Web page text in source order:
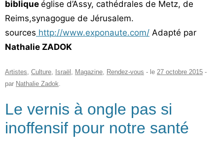
biblique église d’Assy, cathédrales de Metz, de
Reims,synagogue de Jérusalem.
sources http://www.exponaute.com/ Adapté par
Nathalie ZADOK
Artistes, Culture, Israël , Magazine, Rendez-vous - le 27 octobre 2015 -
par Nathalie Zadok.
Le vernis à ongle pas si
inoffensif pour notre santé